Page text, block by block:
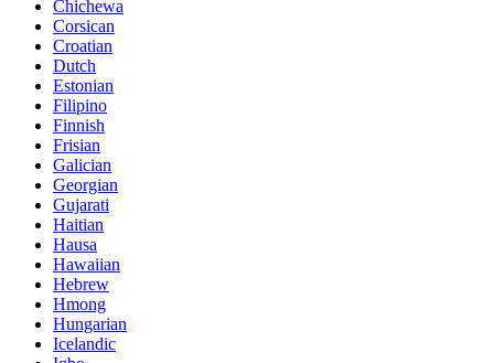
Chichewa
Corsican
Croatian
Dutch
Estonian
Filipino
Finnish
Frisian
Galician
Georgian
Gujarati
Haitian
Hausa
Hawaiian
Hebrew
Hmong
Hungarian
Icelandic